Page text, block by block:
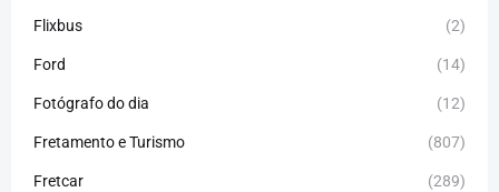
Flixbus (2)
Ford (14)
Fotógrafo do dia (12)
Fretamento e Turismo (807)
Fretcar (289)